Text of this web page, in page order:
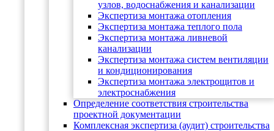
узлов, водоснабжения и канализации
Экспертиза монтажа отопления
Экспертиза монтажа теплого пола
Экспертиза монтажа ливневой
канализации
Экспертиза монтажа систем вентиляции
и кондиционирования
Экспертиза монтажа электрощитов и
электроснабжения
Определение соответствия строительства
проектной документации
Комплексная экспертиза (аудит) строительства